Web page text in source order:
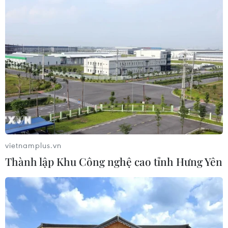
07/08/2026 07:10
Hà Nội quyết liệt xử lý các "điểm
nghẽn" úng ngập, môi trường đô thị
07/08/2026 06:51
Kiểm soát rác thải từ nguồn - Giải
pháp bảo vệ kênh rạch TP Hồ Chí
Minh trong mùa mưa
07/08/2026 04:47
vietnamplus.vn
Thành lập Khu Công nghệ cao tỉnh Hưng Yên